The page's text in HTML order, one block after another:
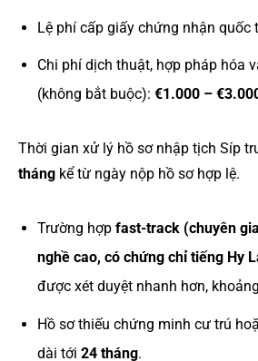
Lệ phí cấp giấy chứng nhận quốc
Chi phí dịch thuật, hợp pháp hóa
(không bắt buộc): €1.000 –
Thời gian xử lý hồ sơ nhập tịch Síp
tháng kể từ ngày nộp hồ sơ hợp lệ.
Trường hợp fast-track (chuyên
nghề cao, có chứng chỉ tiếng Hy
được xét duyệt nhanh hơn, khoảng
Hồ sơ thiếu chứng minh cư trú
dài tới 24 tháng.